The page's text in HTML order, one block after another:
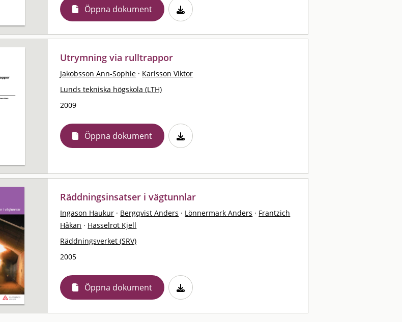
Öppna dokument
Utrymning via rulltrappor
Jakobsson Ann-Sophie · Karlsson Viktor
Lunds tekniska högskola (LTH)
2009
Öppna dokument
Räddningsinsatser i vägtunnlar
Ingason Haukur · Bergqvist Anders · Lönnermark Anders · Frantzich
Håkan · Hasselrot Kjell
Räddningsverket (SRV)
2005
Öppna dokument